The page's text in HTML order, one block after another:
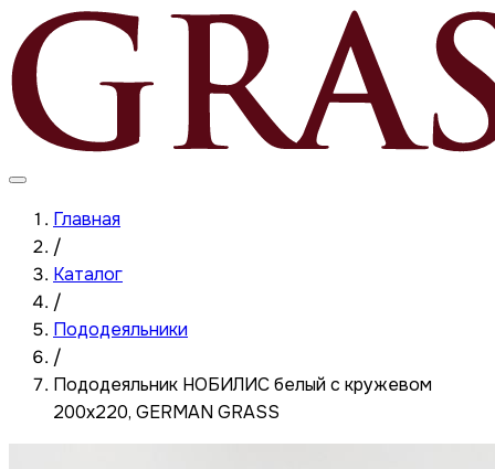
Главная
/
Каталог
/
Пододеяльники
/
Пододеяльник НОБИЛИС белый с кружевом
200x220, GERMAN GRASS